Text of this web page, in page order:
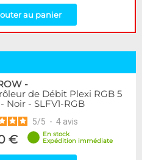
au panier
-
de Débit Plexi RGB 5
Noir - SLFV1-RGB
5/5 - 4 avis
€
En stock
Expédition immédiate